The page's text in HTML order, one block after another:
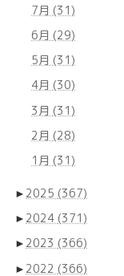
7月 (31)
6月 (29)
5月 (31)
4月 (30)
3月 (31)
2月 (28)
1月 (31)
► 2025 (367)
► 2024 (371)
► 2023 (366)
► 2022 (366)